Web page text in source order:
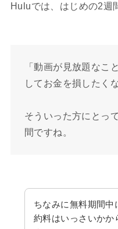
Huluでは、はじめの2週
「動画が見放題なこ
してお金を損したく
そういった方にとっ
間ですね。
ちなみに無料期間中
約料はいっさいかか